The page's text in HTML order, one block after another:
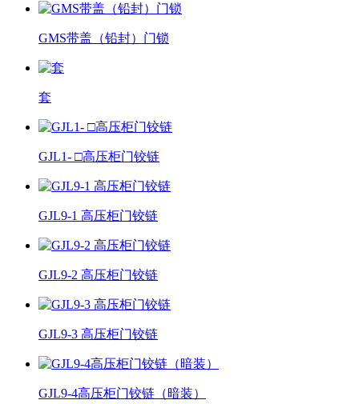
GMS带盖（铅封）门锁
套
GJL1- □高压柜门铰链
GJL9-1 高压柜门铰链
GJL9-2 高压柜门铰链
GJL9-3 高压柜门铰链
GJL9-4高压柜门铰链（暗装）